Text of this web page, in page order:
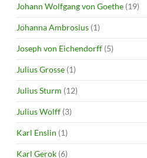
Johann Wolfgang von Goethe (19)
Johanna Ambrosius (1)
Joseph von Eichendorff (5)
Julius Grosse (1)
Julius Sturm (12)
Julius Wolff (3)
Karl Enslin (1)
Karl Gerok (6)